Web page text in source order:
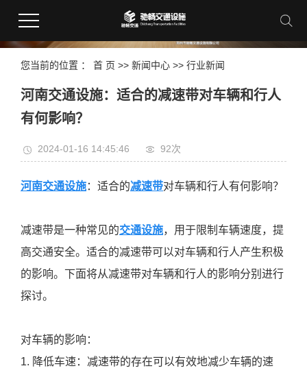
您当前的位置 ： 首 页 >> 新闻中心 >> 行业新闻
河南交通设施：适合的减速带对车辆和行人
有何影响？
2024-01-16 14:45:46 92次
河南交通设施：适合的减速带对车辆和行人有何影响？
减速带是一种常见的交通设施，用于限制车辆速度，提
高交通安全。适合的减速带可以对车辆和行人产生积极
的影响。下面将从减速带对车辆和行人的影响分别进行
探讨。
对车辆的影响：
1. 降低车速：减速带的存在可以有效地减少车辆的速